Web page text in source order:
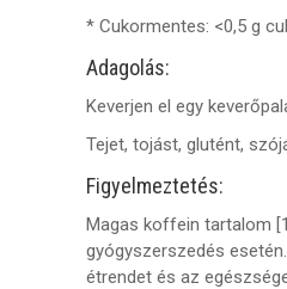
* Cukormentes: <0,5 g
Adagolás:
Keverjen el egy
Tejet, tojást, glutént,
Figyelmeztetés:
Magas koffein tartalom
gyógyszerszedés
étrendet és az